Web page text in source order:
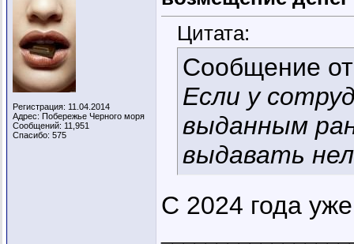
Регистрация: 11.04.2014
Адрес: Побережье Черного моря
Сообщений: 11,951
Спасибо: 575
Цитата:
Сообщение
Если у
выданным
выдавать
С 2024 года